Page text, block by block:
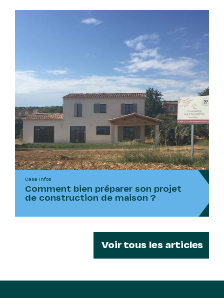
Casa Infos
Comment bien préparer son projet
de construction de maison ?
Voir tous les articles